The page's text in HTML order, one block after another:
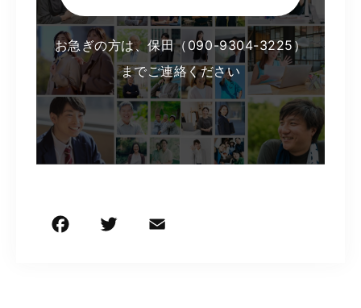
お急ぎの方は、保田（090-9304-3225）
までご連絡ください